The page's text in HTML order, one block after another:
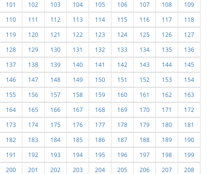
101
102 103 104 105 106 107 108
109
110
111 112 113 114 115 116 117
118
119
120 121 122 123 124 125 126
127
128
129 130 131 132 133 134 135
136
137
138 139 140 141 142 143 144
145
146
147 148 149 150 151 152 153
154
155
156 157 158 159 160 161 162
163
164
165 166 167 168 169 170 171
172
173
174 175 176 177 178 179 180
181
182
183 184 185 186 187 188 189
190
191
192 193 194 195 196 197 198
199
200
201 202 203 204 205 206 207
208